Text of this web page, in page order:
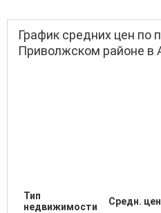
График средних цен по
Приволжском районе в
Тип
недвижимости
Средн.